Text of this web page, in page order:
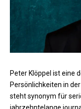
Peter Klöppel ist eine
Persönlichkeiten in
steht synonym für
jahrzehntelange